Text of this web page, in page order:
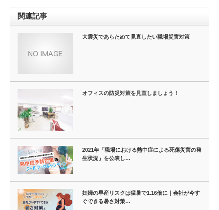
関連記事
大震災であらためて見直したい職場災害対策
オフィスの防災対策を見直しましょう！
2021年「職場における熱中症による死傷災害の発
生状況」を公表し…
妊婦の早産リスクは猛暑で1.16倍に｜会社が今す
ぐできる暑さ対策…